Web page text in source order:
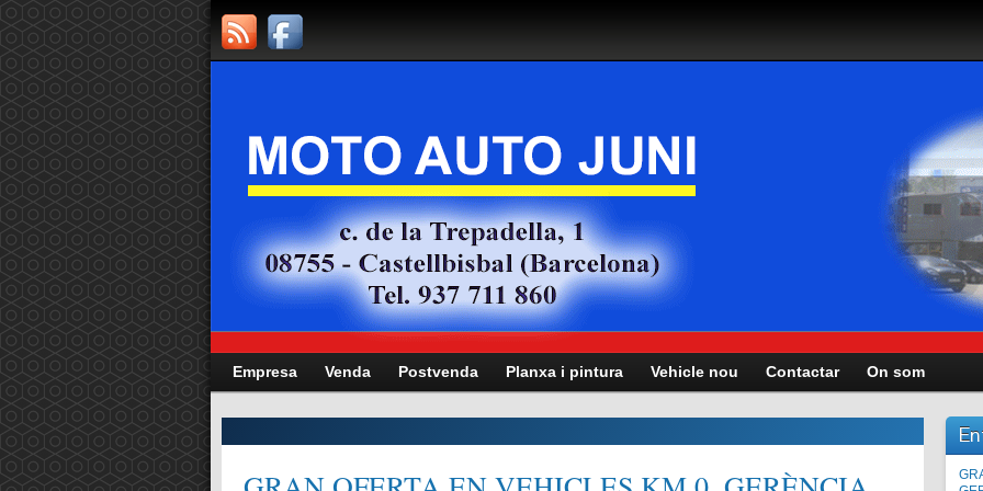
Empresa Venda Postvenda Planxa i pintura Vehicle nou Contactar On som